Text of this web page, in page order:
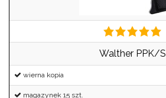
Walther PPK/S
wierna kopia
magazynek 15 szt.